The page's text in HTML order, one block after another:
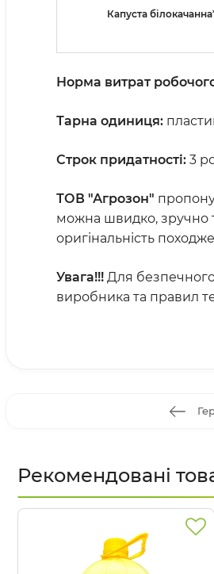
Капуста
Норма витрат
Тарна одиниця:
Строк придатності: 3
ТОВ "Агрозон"
можна швидко, зручно
оригінальність
Увага!!! Для
виробника та правил
Рекомендовані